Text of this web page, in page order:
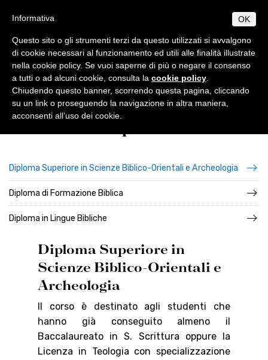
contenuto
principale
FRANCISCANUM
MENU
EN
IT
CHI SIAMO
Informazioni di base
Origini e sviluppo
Centenario di fondazione
Autorità
Studenti
Sede accademica
PROGRAMMI
Norme generali
Dottorato
Corsi 2025-2026
Ordinamento STJ
PUBBLICAZIONI
Collectio Maior
Collectio Minor
Museum
Liber Annuus
AMBIENTE BIBLICO
Escursioni
Museo archeologico
Conferenze
Tesi Licenza / Dottorato
Notiziario
Orari
Scadenze accademiche
Norme metodologiche
Contatti
Studium Biblicum Franciscanum Programmi
Diplomi
Diploma Superiore in Scienze Biblico-Orientali e Archeologia
Diploma di Formazione Biblica
Diploma in Lingue Bibliche
Diploma Superiore in
Scienze Biblico-Orientali e
Archeologia
Il corso è destinato agli studenti che
hanno già conseguito almeno il
Baccalaureato in S. Scrittura oppure la
Licenza in Teologia con specializzazione
OK
Informativa
Questo sito o gli strumenti terzi da questo utilizzati si avvalgono
di cookie necessari al funzionamento ed utili alle finalità illustrate
nella cookie policy. Se vuoi saperne di più o negare il consenso
a tutti o ad alcuni cookie, consulta la cookie policy
Chiudendo questo banner, scorrendo questa pagina, cliccando
su un link o proseguendo la navigazione in altra maniera,
acconsenti all’uso dei cookie.